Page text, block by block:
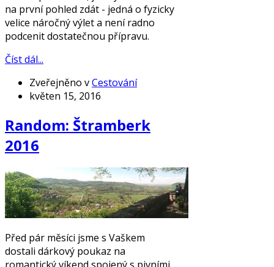
na první pohled zdát - jedná o fyzicky
velice náročný výlet a není radno
podcenit dostatečnou přípravu.
Číst dál...
Zveřejněno vCestování
květen 15, 2016
Random: Štramberk
2016
Před pár měsíci jsme s Vaškem
dostali dárkový poukaz na